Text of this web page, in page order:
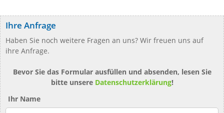
Ihre Anfrage
Haben Sie noch weitere Fragen an uns? Wir freuen uns auf
ihre Anfrage.
Bevor Sie das Formular ausfüllen und absenden, lesen Sie
bitte unsere Datenschutzerklärung!
Ihr Name